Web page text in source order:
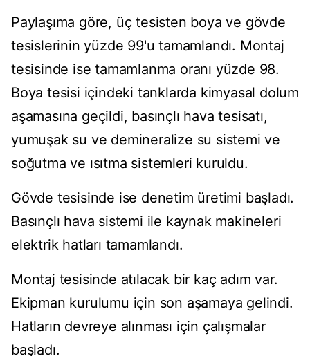
Paylaşıma göre, üç tesisten boya ve gövde
tesislerinin yüzde 99'u tamamlandı. Montaj
tesisinde ise tamamlanma oranı yüzde 98.
Boya tesisi içindeki tanklarda kimyasal dolum
aşamasına geçildi, basınçlı hava tesisatı,
yumuşak su ve demineralize su sistemi ve
soğutma ve ısıtma sistemleri kuruldu.
Gövde tesisinde ise denetim üretimi başladı.
Basınçlı hava sistemi ile kaynak makineleri
elektrik hatları tamamlandı.
Montaj tesisinde atılacak bir kaç adım var.
Ekipman kurulumu için son aşamaya gelindi.
Hatların devreye alınması için çalışmalar
başladı.